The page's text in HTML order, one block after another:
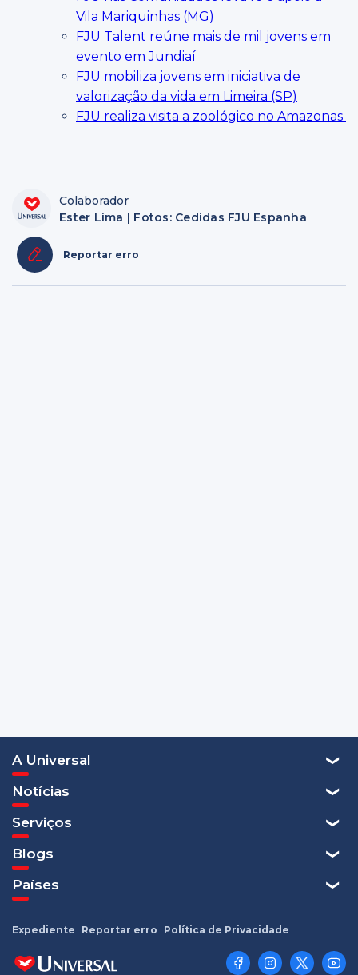
Vila Mariquinhas (MG)
FJU Talent reúne mais de mil jovens em
evento em Jundiaí
FJU mobiliza jovens em iniciativa de
valorização da vida em Limeira (SP)
FJU realiza visita a zoológico no Amazonas
Colaborador
Ester Lima | Fotos: Cedidas FJU Espanha
Reportar erro
A Universal
Notícias
Serviços
Blogs
Países
Expediente Reportar erro Política de Privacidade